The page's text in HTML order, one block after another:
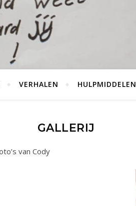
VERHALEN HULPMIDDELEN
GALLERIJ
van Cody